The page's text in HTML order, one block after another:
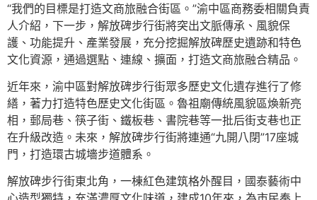
“我們的目標是打造文商旅融合街區。”渝中區商務委相關負責
人介紹，下一步，解放碑步行街將突出文脈傳承、風貌保
護、功能提升、產業發展，充分挖掘解放碑歷史遺跡和特色
文化資源，通過選點、連線、擴面，打造文商旅融合精品。
近年來，渝中區對解放碑步行街眾多歷史文化遺存進行了修
繕，著力打造特色歷史文化街區。魯祖廟傳統風貌區煥新亮
相，郵局巷、筷子街、鐵板巷、書院巷等一批后街支巷也正
在升級改造。未來，解放碑步行街將連通“九開八閉”17座城
門，打造環古城墻步道體系。
解放碑步行街東北角，一棟紅色建筑格外醒目，國泰藝術中